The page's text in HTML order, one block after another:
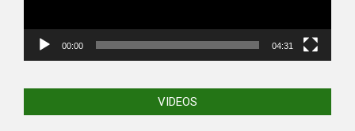
00:00 04:31
VIDEOS